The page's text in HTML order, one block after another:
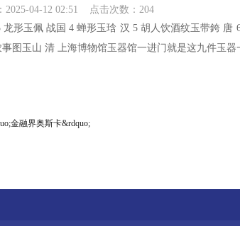
2025-04-12 02:51 点击次数：204
形玉佩 战国 4 蝉形玉琀 汉 5 胡人饮酒纹玉带銙 唐
图玉山 清 上海博物馆玉器馆一进门就是这九件玉器
金融界奥斯卡&rdquo;